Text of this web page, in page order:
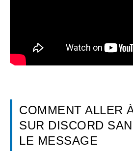
COMMENT ALLER
SUR DISCORD
LE MESSAGE